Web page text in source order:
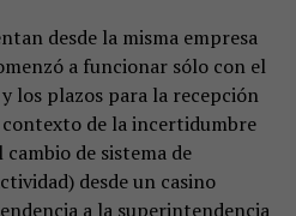
desde la misma empresa
a funcionar sólo con el
los plazos para la recepción
de la incertidumbre
de sistema de
desde un casino
a la superintendencia